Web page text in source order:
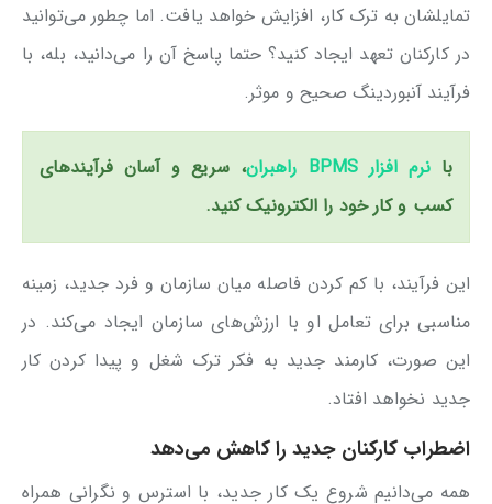
تمایلشان به ترک کار، افزایش خواهد یافت. اما چطور می‌توانید
در کارکنان تعهد ایجاد کنید؟ حتما پاسخ آن را می‌دانید، بله، با
فرآیند آنبوردینگ صحیح و موثر.
بانرم افزار BPMS راهبران
، سریع و آسان فرآیندهای
کسب و کار خود را الکترونیک کنید.
این فرآیند، با کم کردن فاصله میان سازمان و فرد جدید، زمینه
مناسبی برای تعامل او با ارزش‌های سازمان ایجاد می‌کند. در
این صورت، کارمند جدید به فکر ترک شغل و پیدا کردن کار
جدید نخواهد افتاد.
اضطراب کارکنان جدید را کاهش می‌دهد
همه می‌دانیم شروع یک کار جدید، با استرس و نگرانی همراه